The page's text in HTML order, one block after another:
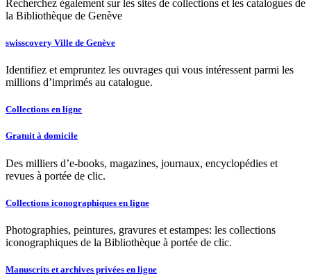
Recherchez également sur les sites de collections et les catalogues de
la Bibliothèque de Genève
swisscovery Ville de Genève
Identifiez et empruntez les ouvrages qui vous intéressent parmi les
millions d’imprimés au catalogue.
Collections en ligne
Gratuit à domicile
Des milliers d’e-books, magazines, journaux, encyclopédies et
revues à portée de clic.
Collections iconographiques en ligne
Photographies, peintures, gravures et estampes: les collections
iconographiques de la Bibliothèque à portée de clic.
Manuscrits et archives privées en ligne